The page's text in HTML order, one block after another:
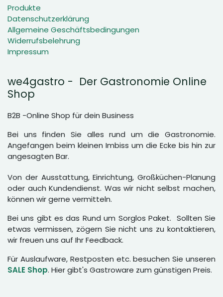
Produkte
Datenschutzerklärung
Allgemeine Geschäftsbedingungen
Widerrufsbelehrung
Impressum
we4gastro - Der Gastronomie Online
Shop
B2B -Online Shop für dein Business
Bei uns finden Sie alles rund um die Gastronomie.
Angefangen beim kleinen Imbiss um die Ecke bis hin zur
angesagten Bar.
Von der Ausstattung, Einrichtung, Großküchen-Planung
oder auch Kundendienst. Was wir nicht selbst machen,
können wir gerne vermitteln.
Bei uns gibt es das Rund um Sorglos Paket. Sollten Sie
etwas vermissen, zögern Sie nicht uns zu kontaktieren,
wir freuen uns auf Ihr Feedback.
Für Auslaufware, Restposten etc. besuchen Sie unseren
SALE Shop. Hier gibt's Gastroware zum günstigen Preis.